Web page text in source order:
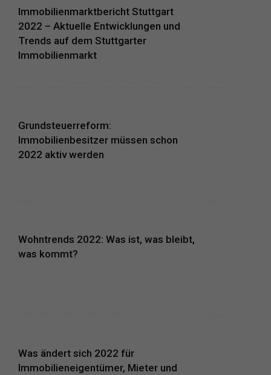
Immobilienmarktbericht Stuttgart
2022 – Aktuelle Entwicklungen und
Trends auf dem Stuttgarter
Immobilienmarkt
Grundsteuerreform:
Immobilienbesitzer müssen schon
2022 aktiv werden
Wohntrends 2022: Was ist, was bleibt,
was kommt?
Was ändert sich 2022 für
Immobilieneigentümer, Mieter und